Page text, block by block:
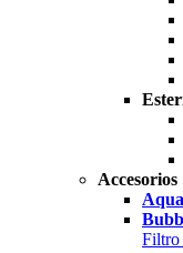
Accesorios
Filtro